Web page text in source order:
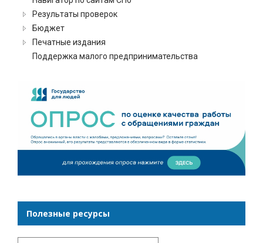
Результаты проверок
Бюджет
Печатные издания
Поддержка малого предпринимательства
Полезные ресурсы